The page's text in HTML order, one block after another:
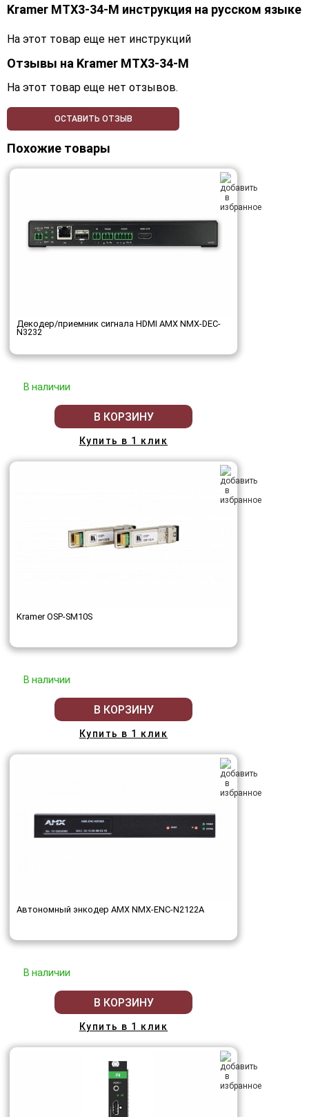
Kramer MTX3-34-M инструкция на русском языке
На этот товар еще нет инструкций
Отзывы на Kramer MTX3-34-M
На этот товар еще нет отзывов.
ОСТАВИТЬ ОТЗЫВ
Похожие товары
Декодер/приемник сигнала HDMI AMX NMX-DEC-
N3232
В наличии
В КОРЗИНУ
Купить в 1 клик
Kramer OSP-SM10S
В наличии
В КОРЗИНУ
Купить в 1 клик
Автономный энкодер AMX NMX-ENC-N2122A
В наличии
В КОРЗИНУ
Купить в 1 клик